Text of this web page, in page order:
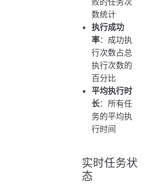
数统计
执行成功
率：成功执
行次数占总
执行次数的
百分比
平均执行时
长：所有任
务的平均执
行时间
实时任务状
态